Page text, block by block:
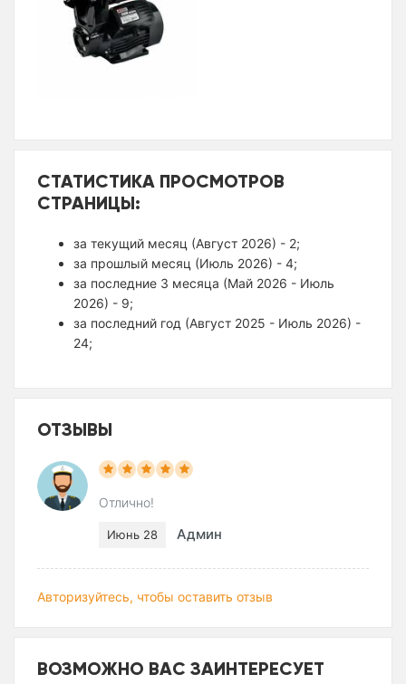
СТАТИСТИКА ПРОСМОТРОВ
СТРАНИЦЫ:
за текущий месяц (Август 2026) - 2;
за прошлый месяц (Июль 2026) - 4;
за последние 3 месяца (Май 2026 - Июль
2026) - 9;
за последний год (Август 2025 - Июль 2026) -
24;
ОТЗЫВЫ
Отлично!
Июнь 28 Админ
Авторизуйтесь, чтобы оставить отзыв
ВОЗМОЖНО ВАС ЗАИНТЕРЕСУЕТ